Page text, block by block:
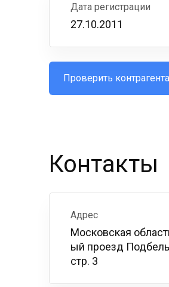
Дата регистрации
27.10.2011
Проверить контрагента
Контакты
Адрес
Московская
ый проезд
стр. 3